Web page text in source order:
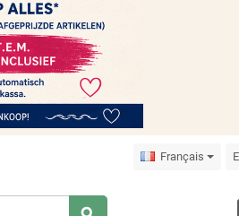
Français